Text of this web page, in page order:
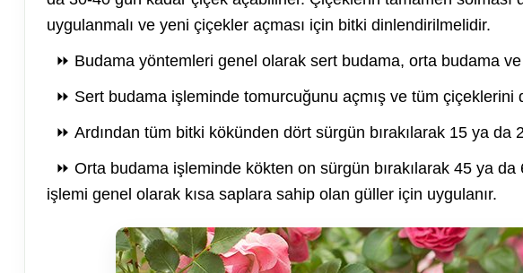
uygulanmalı ve yeni çiçekler açması için bitki dinlendirilmelidir.
⏩ Budama yöntemleri genel olarak sert budama, orta budama
⏩ Sert budama işleminde tomurcuğunu açmış ve tüm çiçeklerini
⏩ Ardından tüm bitki kökünden dört sürgün bırakılarak 15 ya da
⏩ Orta budama işleminde kökten on sürgün bırakılarak 45 ya
işlemi genel olarak kısa saplara sahip olan güller için uygulanır.